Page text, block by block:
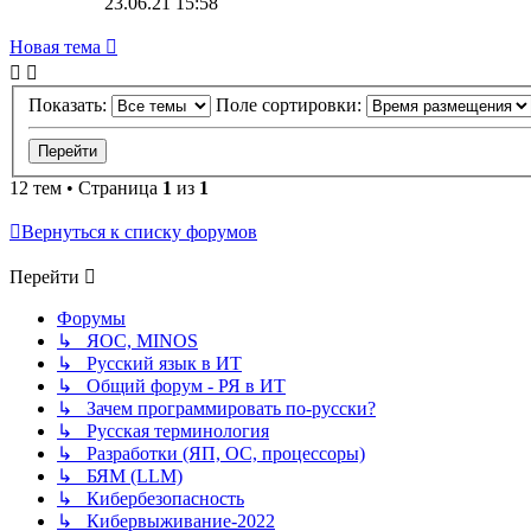
Новая тема
Показать: Поле сортировки:
12 тем • Страница 1 из 1
Вернуться к списку форумов
Перейти
Форумы
↳ ЯОС, MINOS
↳ Русский язык в ИТ
↳ Общий форум - РЯ в ИТ
↳ Зачем программировать по-русски?
↳ Русская терминология
↳ Разработки (ЯП, ОС, процессоры)
↳ БЯМ (LLM)
↳ Кибербезопасность
↳ Кибервыживание-2022